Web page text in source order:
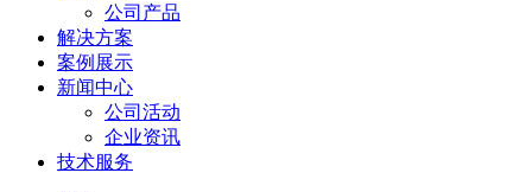
公司产品
解决方案
案例展示
新闻中心
公司活动
企业资讯
技术服务